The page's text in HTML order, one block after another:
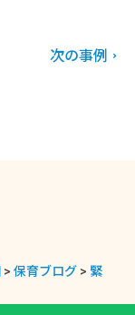
次の事例
> 保育ブログ > 緊